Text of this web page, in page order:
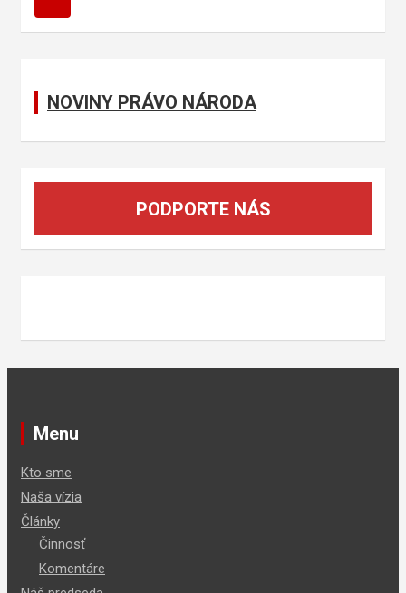
NOVINY PRÁVO NÁRODA
PODPORTE NÁS
Menu
Kto sme
Naša vízia
Články
Činnosť
Komentáre